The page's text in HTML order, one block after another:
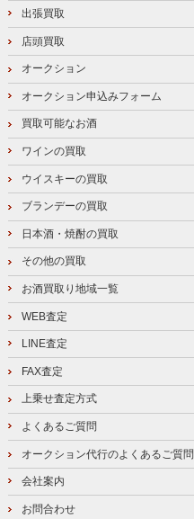
出張買取
店頭買取
オークション
オークション申込みフォーム
買取可能なお酒
ワインの買取
ウイスキーの買取
ブランデーの買取
日本酒・焼酎の買取
その他の買取
お酒買取り地域一覧
WEB査定
LINE査定
FAX査定
上乗せ査定方式
よくあるご質問
オークション代行のよくあるご質問
会社案内
お問合わせ